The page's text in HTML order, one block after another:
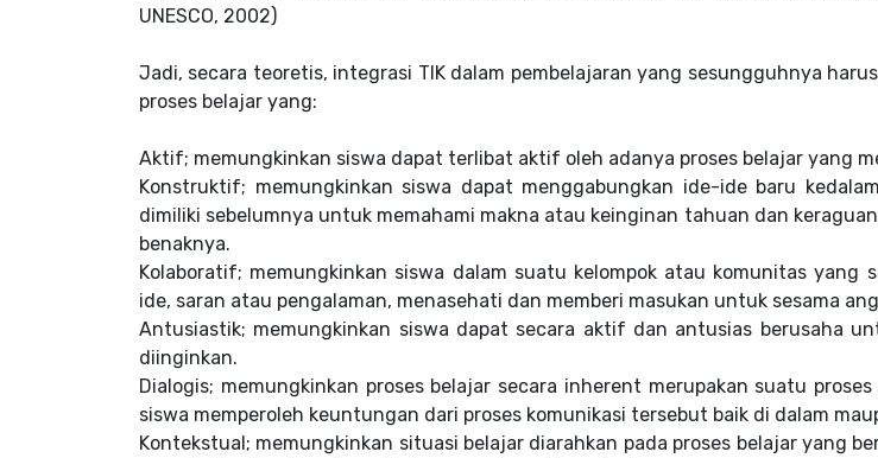
UNESCO, 2002)
Jadi, secara teoretis, integrasi TIK dalam pembelajaran yang sesungguhnya
proses belajar yang:
Aktif; memungkinkan siswa dapat terlibat aktif oleh adanya proses belajar yang
Konstruktif; memungkinkan siswa dapat menggabungkan ide-ide baru
dimiliki sebelumnya untuk memahami makna atau keinginan tahuan dan
benaknya.
Kolaboratif; memungkinkan siswa dalam suatu kelompok atau komunitas yang
ide, saran atau pengalaman, menasehati dan memberi masukan untuk sesama
Antusiastik; memungkinkan siswa dapat secara aktif dan antusias berusaha
diinginkan.
Dialogis; memungkinkan proses belajar secara inherent merupakan suatu
siswa memperoleh keuntungan dari proses komunikasi tersebut baik di dalam
Kontekstual; memungkinkan situasi belajar diarahkan pada proses belajar yang